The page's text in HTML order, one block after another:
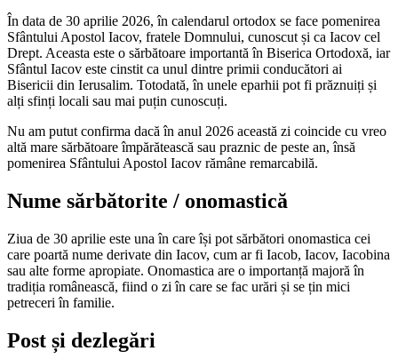
În data de 30 aprilie 2026, în calendarul ortodox se face pomenirea
Sfântului Apostol Iacov, fratele Domnului, cunoscut și ca Iacov cel
Drept. Aceasta este o sărbătoare importantă în Biserica Ortodoxă, iar
Sfântul Iacov este cinstit ca unul dintre primii conducători ai
Bisericii din Ierusalim. Totodată, în unele eparhii pot fi prăznuiți și
alți sfinți locali sau mai puțin cunoscuți.
Nu am putut confirma dacă în anul 2026 această zi coincide cu vreo
altă mare sărbătoare împărătească sau praznic de peste an, însă
pomenirea Sfântului Apostol Iacov rămâne remarcabilă.
Nume sărbătorite / onomastică
Ziua de 30 aprilie este una în care își pot sărbători onomastica cei
care poartă nume derivate din Iacov, cum ar fi Iacob, Iacov, Iacobina
sau alte forme apropiate. Onomastica are o importanță majoră în
tradiția românească, fiind o zi în care se fac urări și se țin mici
petreceri în familie.
Post și dezlegări